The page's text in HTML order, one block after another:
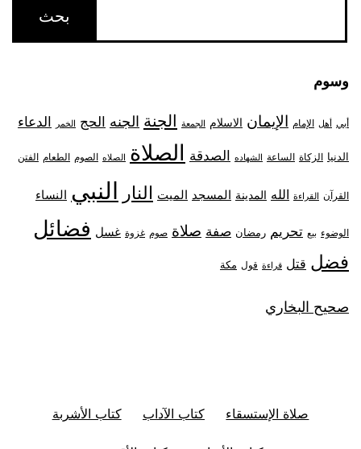
وسوم
أبي أهل الإمام الإيمان الاسلام الجمعة الجنة الجنه الحج الخمر الدعاء
الدنيا الزكاة الساعة الشهاده الصدقة الصلاة الصلاه الصوم الطعام الفتن
القرآن القراءة الله المدينة المسجد الميت النار النبي النساء
الوضوء بيع تحريم رمضان صفة صلاة صوم غزوة غسل فضائل
فضل قتل قراءة قول مكة
صحيح البخاري
صلاة الإستسقاء كتاب الآداب كتاب الأشربة